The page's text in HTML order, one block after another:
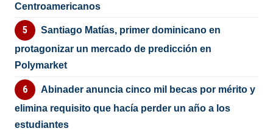
Centroamericanos
Santiago Matías, primer dominicano en
protagonizar un mercado de predicción en
Polymarket
Abinader anuncia cinco mil becas por mérito y
elimina requisito que hacía perder un año a los
estudiantes